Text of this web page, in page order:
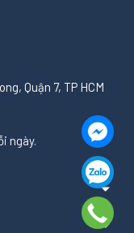
Quận 7, TP HCM
ngày.